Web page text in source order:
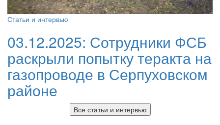
Статьи и интервью
03.12.2025: Сотрудники ФСБ
раскрыли попытку теракта на
газопроводе в Серпуховском
районе
Все статьи и интервью